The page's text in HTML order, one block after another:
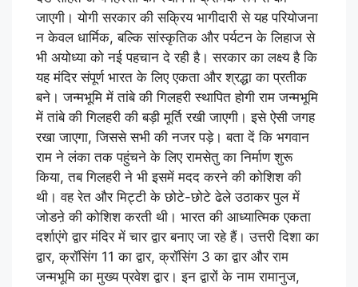
जाएगी। योगी सरकार की सक्रिय भागीदारी से यह परियोजना
न केवल धार्मिक, बल्कि सांस्कृतिक और पर्यटन के लिहाज से
भी अयोध्या को नई पहचान दे रही है। सरकार का लक्ष्य है कि
यह मंदिर संपूर्ण भारत के लिए एकता और श्रद्धा का प्रतीक
बने। जन्मभूमि में तांबे की गिलहरी स्थापित होगी राम जन्मभूमि
में तांबे की गिलहरी की बड़ी मूर्ति रखी जाएगी। इसे ऐसी जगह
रखा जाएगा, जिससे सभी की नजर पड़े। बता दें कि भगवान
राम ने लंका तक पहुंचने के लिए रामसेतु का निर्माण शुरू
किया, तब गिलहरी ने भी इसमें मदद करने की कोशिश की
थी। वह रेत और मिट्टी के छोटे-छोटे ढेले उठाकर पुल में
जोडऩे की कोशिश करती थी। भारत की आध्यात्मिक एकता
दर्शाएंगे द्वार मंदिर में चार द्वार बनाए जा रहे हैं। उत्तरी दिशा का
द्वार, क्रॉसिंग 11 का द्वार, क्रॉसिंग 3 का द्वार और राम
जन्मभूमि का मुख्य प्रवेश द्वार। इन द्वारों के नाम रामानुज,